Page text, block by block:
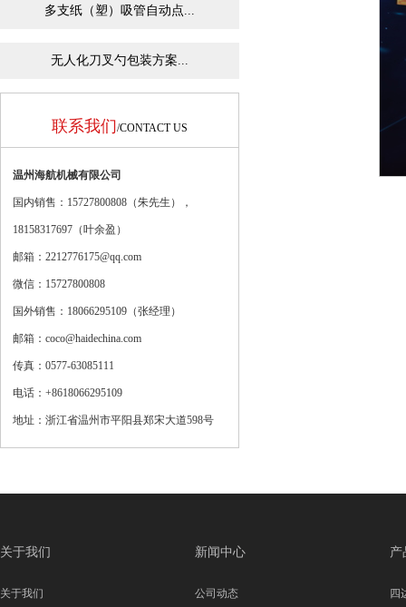
多支纸（塑）吸管自动点...
无人化刀叉勺包装方案...
联系我们/CONTACT US
温州海航机械有限公司
国内销售：15727800808（朱先生），
18158317697（叶余盈 ）
邮箱：2212776175@qq.com
微信：15727800808
国外销售：18066295109（张经理）
邮箱：coco@haidechina.com
传真：0577-63085111
电话：+8618066295109
地址：浙江省温州市平阳县郑宋大道598号
关于我们
关于我们
新闻中心
公司动态
产
四